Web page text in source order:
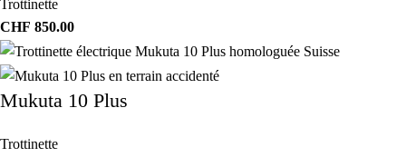
Trottinette
CHF 850.00
Mukuta 10 Plus
Trottinette